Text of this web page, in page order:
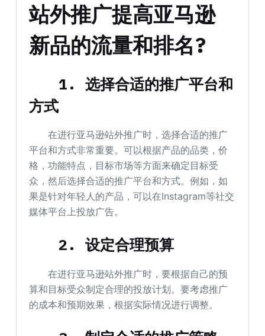
站外推广提高亚马逊
新品的流量和排名?
1. 选择合适的推广平台和
方式
在进行亚马逊站外推广时，选择合适的推广
平台和方式非常重要。可以根据产品的品类，价
格，功能特点，目标市场等方面来确定目标受
众，然后选择合适的推广平台和方式。例如，如
果是针对年轻人的产品，可以在Instagram等社交
媒体平台上投放广告。
2. 设定合理预算
在进行亚马逊站外推广时，要根据自己的预
算和目标受众制定合理的投放计划。要考虑推广
的成本和预期效果，根据实际情况进行调整。